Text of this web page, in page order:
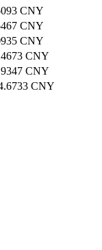
CNY
CNY
CNY
CNY
CNY
CNY